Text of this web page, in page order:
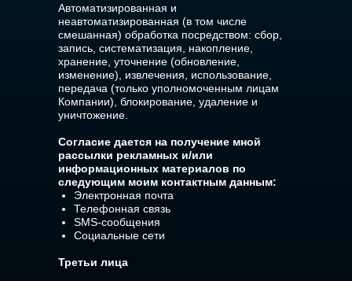
Автоматизированная и
неавтоматизированная (в том числе
смешанная) обработка посредством: сбор,
запись, систематизация, накопление,
хранение, уточнение (обновление,
изменение), извлечения, использование,
передача (только уполномоченным лицам
Компании), блокирование, удаление и
уничтожение.
Согласие дается на получение мной
рассылки рекламных и/или
информационных материалов по
следующим моим контактным данным:
Электронная почта
Телефонная связь
SMS-сообщения
Социальные сети
Третьи лица